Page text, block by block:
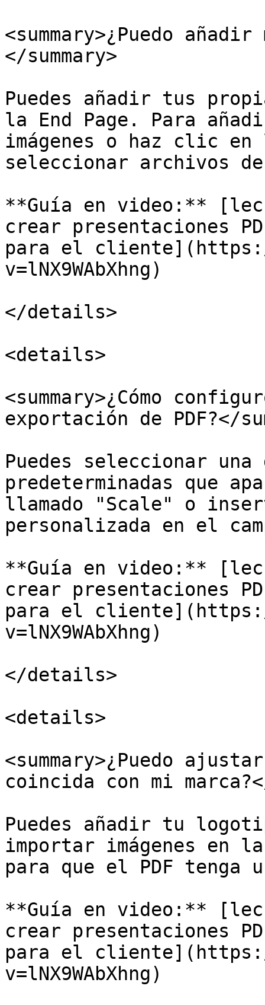
<summary>¿Puedo
</summary>
Puedes añadir tus
la End Page. Para
imágenes o haz clic
seleccionar archivos
**Guía en video:**
crear presentaciones
para el cliente](https://
v=lNX9WAbXhng)
</details>
<details>
<summary>¿Cómo
exportación de PDF?</
Puedes seleccionar
predeterminadas que
llamado "Scale" o
personalizada en el
**Guía en video:**
crear presentaciones
para el cliente](https://
v=lNX9WAbXhng)
</details>
<details>
<summary>¿Puedo
coincida con mi
Puedes añadir tu
importar imágenes en
para que el PDF tenga
**Guía en video:**
crear presentaciones
para el cliente](https://
v=lNX9WAbXhng)